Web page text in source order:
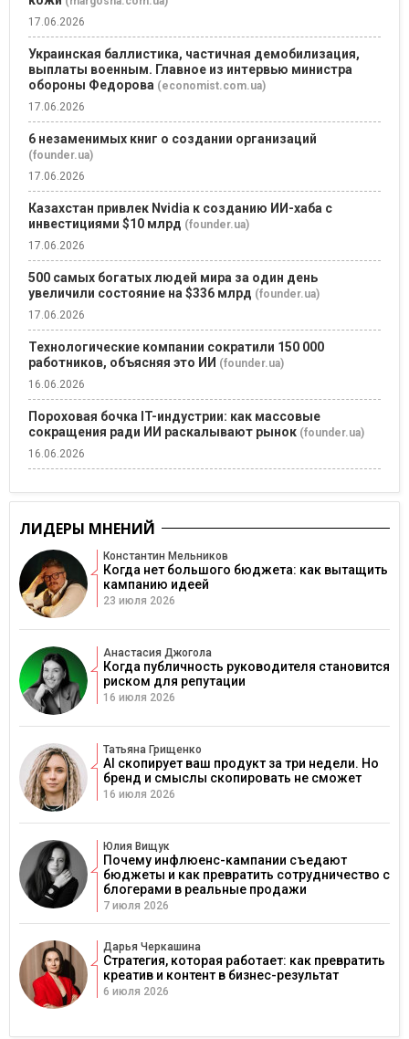
17.06.2026
Украинская баллистика, частичная демобилизация,
выплаты военным. Главное из интервью министра
обороны Федорова (economist.com.ua)
17.06.2026
6 незаменимых книг о создании организаций
(founder.ua)
17.06.2026
Казахстан привлек Nvidia к созданию ИИ-хаба с
инвестициями $10 млрд (founder.ua)
17.06.2026
500 самых богатых людей мира за один день
увеличили состояние на $336 млрд (founder.ua)
17.06.2026
Технологические компании сократили 150 000
работников, объясняя это ИИ (founder.ua)
16.06.2026
Пороховая бочка IT-индустрии: как массовые
сокращения ради ИИ раскалывают рынок (founder.ua)
16.06.2026
ЛИДЕРЫ МНЕНИЙ
Константин Мельников
Когда нет большого бюджета: как вытащить
кампанию идеей
23 июля 2026
Анастасия Джогола
Когда публичность руководителя становится
риском для репутации
16 июля 2026
Татьяна Грищенко
AI скопирует ваш продукт за три недели. Но
бренд и смыслы скопировать не сможет
16 июля 2026
Юлия Вищук
Почему инфлюенс-кампании съедают
бюджеты и как превратить сотрудничество с
блогерами в реальные продажи
7 июля 2026
Дарья Черкашина
Стратегия, которая работает: как превратить
креатив и контент в бизнес-результат
6 июля 2026